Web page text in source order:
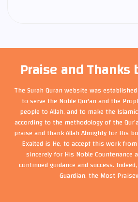
Praise and Thanks
The Surah Quran website was
to serve the Noble Qur'an and the
people to Allah, and to make the
according to the methodology of the
praise and thank Allah Almighty for His
Exalted is He, to accept this work
sincerely for His Noble Countenance
continued guidance and success.
Guardian, the Most